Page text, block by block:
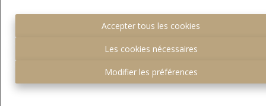
Accepter tous les cookies
Les cookies nécessaires
Modifier les préférences